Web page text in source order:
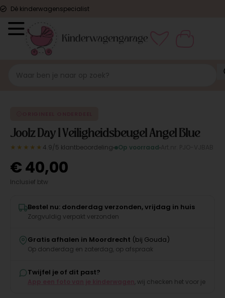
Dé kinderwagenspecialist
Joolz Day 1 Veiligheidsbeugel Angel Blue
★★★★★ 4.9/5 klantbeoordeling Op voorraad
€40,00
Inclusief btw
Bestel nu: donderdag verzonden, vrijdag in huis
Zorgvuldig verpakt verzonden
Gratis afhalen in Moordrecht (bij Gouda)
Op donderdag en zaterdag, op afspraak
Twijfel je of dit past?
, wij checken het voor je